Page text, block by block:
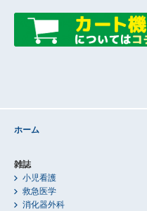
ホーム
雑誌
小児看護
救急医学
消化器外科